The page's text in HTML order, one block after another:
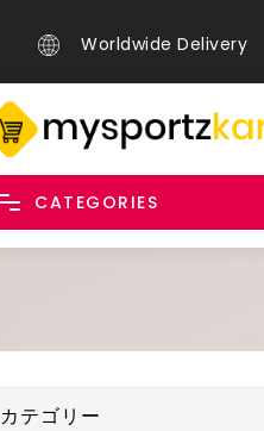
Worldwide Delivery
CATEGORIES
カテゴリー